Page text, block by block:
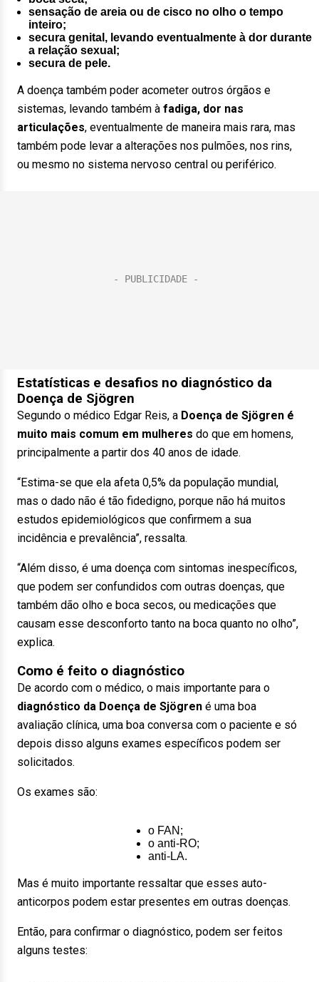
sensação de areia ou de cisco no olho o tempo
inteiro;
secura genital, levando eventualmente à dor durante
a relação sexual;
secura de pele.
A doença também poder acometer outros órgãos e
sistemas, levando também à fadiga, dor nas
articulações, eventualmente de maneira mais rara, mas
também pode levar a alterações nos pulmões, nos rins,
ou mesmo no sistema nervoso central ou periférico.
Estatísticas e desafios no diagnóstico da
Doença de Sjögren
Segundo o médico Edgar Reis, a Doença de Sjögren é
muito mais comum em mulheres do que em homens,
principalmente a partir dos 40 anos de idade.
“Estima-se que ela afeta 0,5% da população mundial,
mas o dado não é tão fidedigno, porque não há muitos
estudos epidemiológicos que confirmem a sua
incidência e prevalência”, ressalta.
“Além disso, é uma doença com sintomas inespecíficos,
que podem ser confundidos com outras doenças, que
também dão olho e boca secos, ou medicações que
causam esse desconforto tanto na boca quanto no olho”,
explica.
Como é feito o diagnóstico
De acordo com o médico, o mais importante para o
diagnóstico da Doença de Sjögren é uma boa
avaliação clínica, uma boa conversa com o paciente e só
depois disso alguns exames específicos podem ser
solicitados.
Os exames são:
o FAN;
o anti-RO;
anti-LA.
Mas é muito importante ressaltar que esses auto-
anticorpos podem estar presentes em outras doenças.
Então, para confirmar o diagnóstico, podem ser feitos
alguns testes: